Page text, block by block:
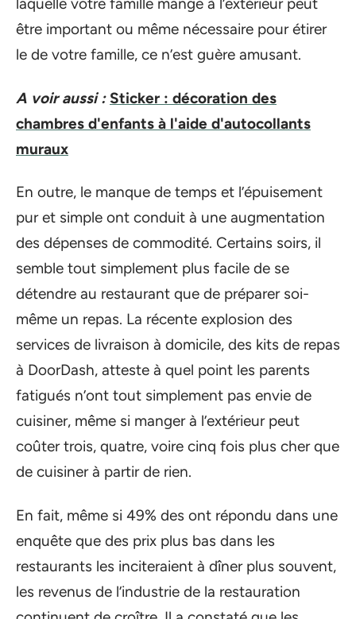
être important ou même nécessaire pour étirer
le de votre famille, ce n’est guère amusant.
A voir aussi : Sticker : décoration des
chambres d'enfants à l'aide d'autocollants
muraux
En outre, le manque de temps et l’épuisement
pur et simple ont conduit à une augmentation
des dépenses de commodité. Certains soirs, il
semble tout simplement plus facile de se
détendre au restaurant que de préparer soi-
même un repas. La récente explosion des
services de livraison à domicile, des kits de repas
à DoorDash, atteste à quel point les parents
fatigués n’ont tout simplement pas envie de
cuisiner, même si manger à l’extérieur peut
coûter trois, quatre, voire cinq fois plus cher que
de cuisiner à partir de rien.
En fait, même si 49% des ont répondu dans une
enquête que des prix plus bas dans les
restaurants les inciteraient à dîner plus souvent,
les revenus de l’industrie de la restauration